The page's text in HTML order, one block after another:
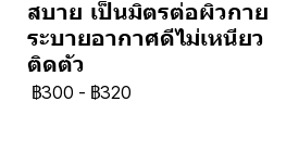
สบาย เป็นมิตรต่อผิวกาย
ระบายอากาศดีไม่เหนียว
ติดตัว
฿300 - ฿320